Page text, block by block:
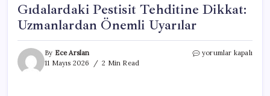
Gıdalardaki Pestisit Tehditine Dikkat:
Uzmanlardan Önemli Uyarılar
By Ece Arslan
11 Mayıs 2026
2 Min Read
Gıdalardaki
yorumlar kapalı